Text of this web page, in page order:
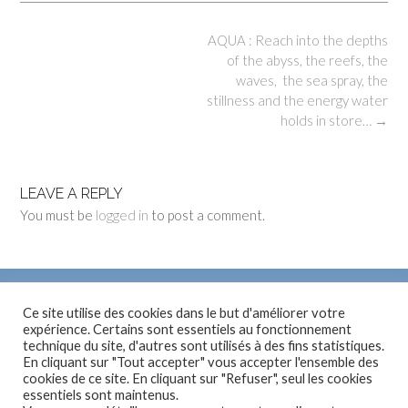
AQUA : Reach into the depths
of the abyss, the reefs, the
waves, the sea spray, the
stillness and the energy water
holds in store… →
LEAVE A REPLY
You must be logged in to post a comment.
SUIVEZ MOI…
Ce site utilise des cookies dans le but d'améliorer votre
expérience. Certains sont essentiels au fonctionnement
technique du site, d'autres sont utilisés à des fins statistiques.
En cliquant sur "Tout accepter" vous accepter l'ensemble des
cookies de ce site. En cliquant sur "Refuser", seul les cookies
essentiels sont maintenus.